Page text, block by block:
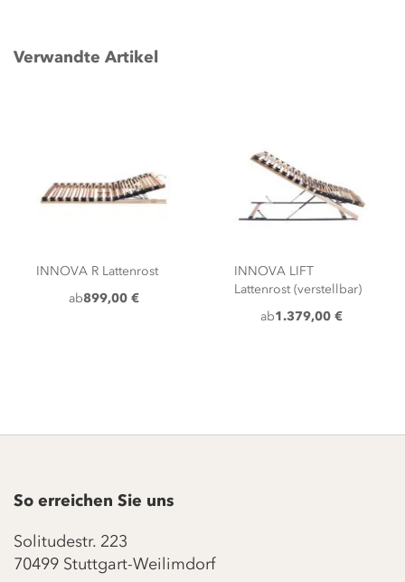
Verwandte Artikel
INNOVA R Lattenrost
ab899,00 €
INNOVA LIFT
Lattenrost (verstellbar)
ab1.379,00 €
So erreichen Sie uns
Solitudestr. 223
70499 Stuttgart-Weilimdorf